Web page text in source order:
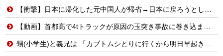
【衝撃】日本に帰化した元中国人が帰省→日本に戻ろうとしたら…
【動画】首都高で4tトラックが原因の玉突き事故に巻き込まれた軽バンの車載。
甥(小学生)と義兄は 「カブトムシとりに行くから明日早起きだな！」 と二人でウキウキしていた。